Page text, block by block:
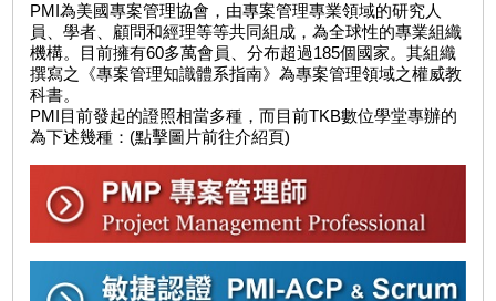
PMI為美國專案管理協會，由專案管理專業領域的研究人
員、學者、顧問和經理等等共同組成，為全球性的專業組織
機構。目前擁有60多萬會員、分布超過185個國家。其組織
撰寫之《專案管理知識體系指南》為專案管理領域之權威教
科書。
PMI目前發起的證照相當多種，而目前TKB數位學堂專辦的
為下述幾種：(點擊圖片前往介紹頁)